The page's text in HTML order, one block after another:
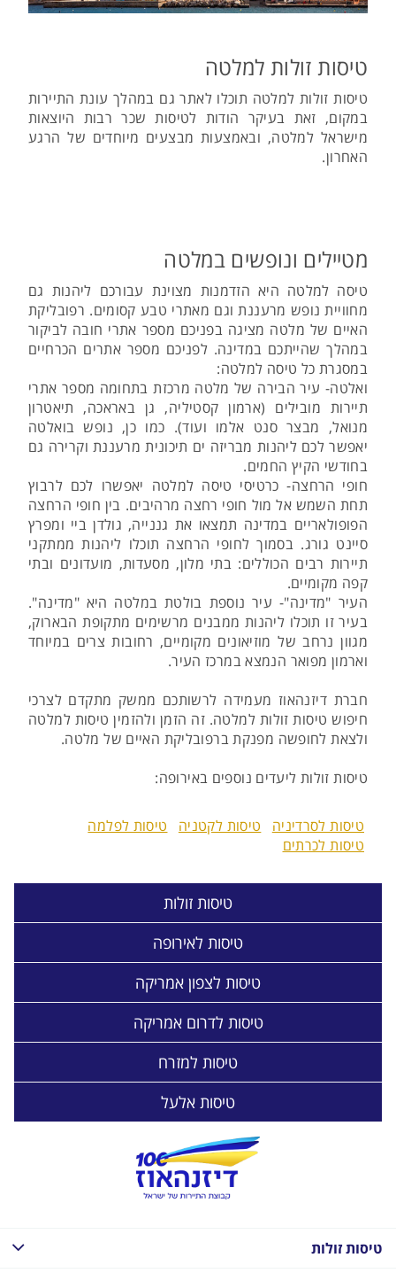
טיסות זולות למלטה
טיסות זולות למלטה תוכלו לאתר גם במהלך עונת התיירות
במקום, זאת בעיקר הודות לטיסות שכר רבות היוצאות
מישראל למלטה, ובאמצעות מבצעים מיוחדים של הרגע
האחרון.
מטיילים ונופשים במלטה
טיסה למלטה היא הזדמנות מצוינת עבורכם ליהנות גם
מחוויית נופש מרעננת וגם מאתרי טבע קסומים. רפובליקת
האיים של מלטה מציגה בפניכם מספר אתרי חובה לביקור
במהלך שהייתכם במדינה. לפניכם מספר אתרים הכרחיים
במסגרת כל טיסה למלטה:
ואלטה- עיר הבירה של מלטה מרכזת בתחומה מספר אתרי
תיירות מובילים (ארמון קסטיליה, גן באראכה, תיאטרון
מנואל, מבצר סנט אלמו ועוד). כמו כן, נופש בואלטה
יאפשר לכם ליהנות מבריזה ים תיכונית מרעננת וקרירה גם
בחודשי הקיץ החמים.
חופי הרחצה- כרטיסי טיסה למלטה יאפשרו לכם לרבוץ
תחת השמש אל מול חופי רחצה מרהיבים. בין חופי הרחצה
הפופולאריים במדינה תמצאו את גננייה, גולדן ביי ומפרץ
סיינט גורג. בסמוך לחופי הרחצה תוכלו ליהנות ממתקני
תיירות רבים הכוללים: בתי מלון, מסעדות, מועדונים ובתי
קפה מקומיים.
העיר "מדינה"- עיר נוספת בולטת במלטה היא "מדינה".
בעיר זו תוכלו ליהנות ממבנים מרשימים מתקופת הבארוק,
מגוון נרחב של מוזיאונים מקומיים, רחובות צרים במיוחד
וארמון מפואר הנמצא במרכז העיר.
חברת דיזנהאוז מעמידה לרשותכם ממשק מתקדם לצרכי
חיפוש טיסות זולות למלטה. זה הזמן ולהזמין טיסות למלטה
ולצאת לחופשה מפנקת ברפובליקת האיים של מלטה.
טיסות זולות ליעדים נוספים באירופה:
טיסות לסרדיניה טיסות לקטניה
טיסות לפלמה
טיסות לכרתים
טיסות זולות
טיסות לאירופה
טיסות לצפון אמריקה
טיסות לדרום אמריקה
טיסות למזרח
טיסות אלעל
טיסות זולות